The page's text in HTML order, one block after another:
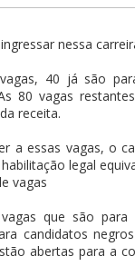
nessa
40 já são
80 vagas
receita.
a essas vagas, o
legal
vagas
que são para
candidatos
abertas para a